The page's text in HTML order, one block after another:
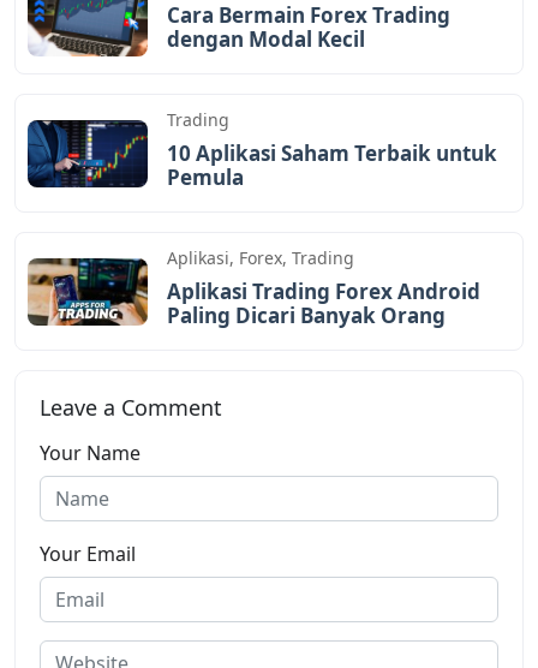
Cara Bermain Forex Trading
dengan Modal Kecil
Trading
10 Aplikasi Saham Terbaik untuk
Pemula
Aplikasi, Forex, Trading
Aplikasi Trading Forex Android
Paling Dicari Banyak Orang
Leave a Comment
Your Name
Your Email